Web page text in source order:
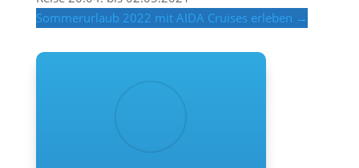
Sommerurlaub 2022 mit AIDA Cruises erleben →